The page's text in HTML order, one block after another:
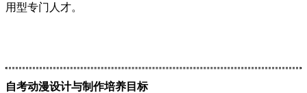
用型专门人才。
自考动漫设计与制作培养目标